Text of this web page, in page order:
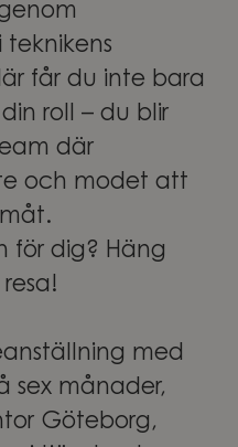
teknikens
får du inte bara
roll – du blir
där
och modet att
för dig? Häng
med
sex månader,
Göteborg,